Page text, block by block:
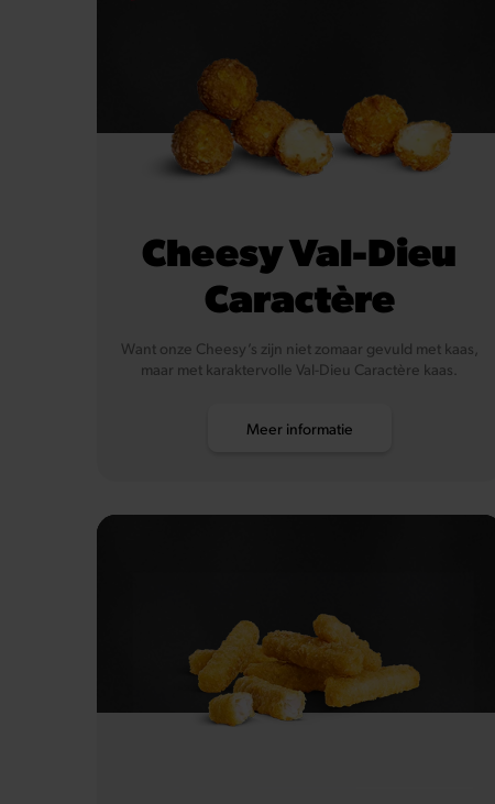
Cheesy Val-Dieu
Caractère
Want onze Cheesy’s zijn niet zomaar gevuld met kaas,
maar met karaktervolle Val-Dieu Caractère kaas.
Meer informatie